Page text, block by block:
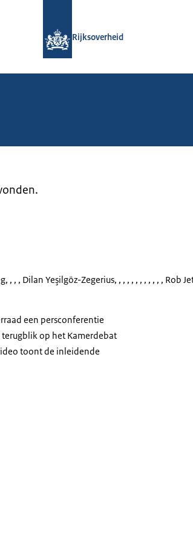
Rijksoverheid
, , , , Dilan Yeşilgöz-Zegerius, , , , , , , , , , , , Rob
een persconferentie
op het Kamerdebat
toont de inleidende